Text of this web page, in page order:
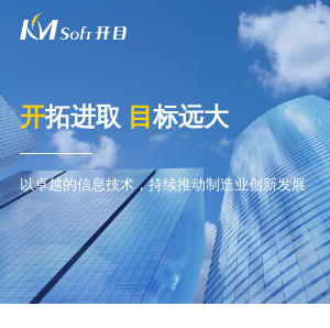
开拓进取 目 标远大
以卓越的信息技术，持续推动制造业创新发展